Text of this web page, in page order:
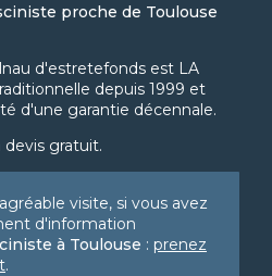
proche de Toulouse
d'estretefonds est LA
depuis 1999 et
d'une garantie décennale.
gratuit.
visite, si vous avez
d'information
à Toulouse : prenez
.